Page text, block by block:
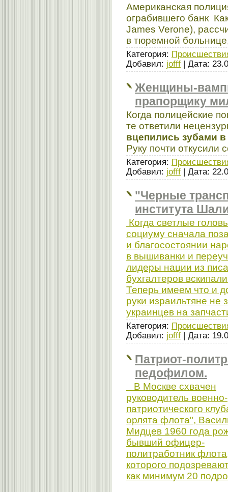
Американская
ограбившего банк
James Verone),
в тюремной
Категория:
Добавил: jofff | Дата:
Женщины-
прапорщику
Когда полицейские
те ответили
вцепились зубами
Руку почти откусили
Категория:
Добавил: jofff | Дата:
"Черные
института
Когда светлые
социуму сначала
и благосостоянии
в вышиванки и
лидеры нации из
бухгалтеров
Теперь имеем что и
руки израильтяне не
украинцев на
Категория:
Добавил: jofff | Дата:
Патриот-
педофилом.
В Москве схвачен
руководитель военно-
патриотического
орлята флота",
Мидцев 1960 года
бывший офицер-
политработник
которого
как минимум 20